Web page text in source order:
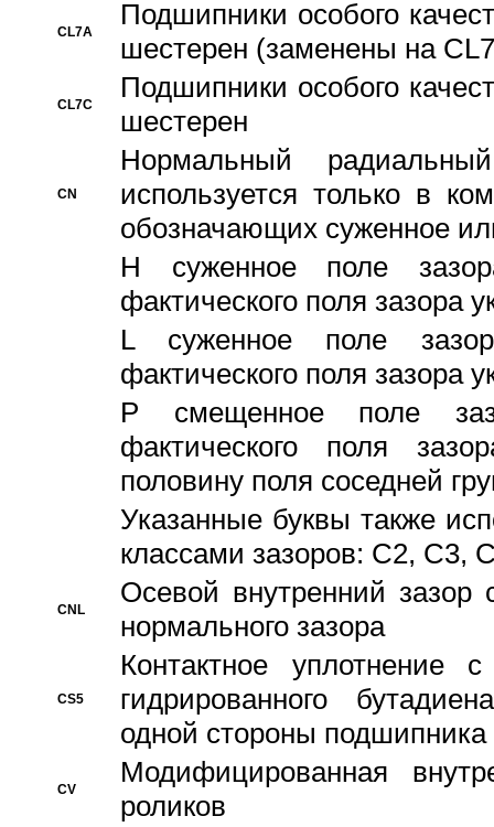
CL7A
Подшипники особого
шестерен (заменены на
CL7C
Подшипники особого
шестерен
CN
Hормальный
используется только в
обозначающих суженное
H суженное поле
фактического поля зазора
L суженное поле
фактического поля зазора
P смещенное поле
фактического поля
половину поля соседней
Указанные буквы также
классами зазоров: С2,
CNL
Осевой внутренний зазор
нормального зазора
CS5
Контактное уплотнение
гидрированного
одной стороны подшипника
CV
Модифицированная
роликов